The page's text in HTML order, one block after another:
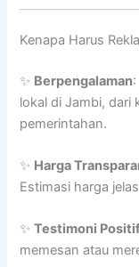
Kenapa Harus
✨ Berpengalaman
lokal di Jambi, dari
pemerintahan.
✨ Harga
Estimasi harga
✨Testimoni
memesan atau